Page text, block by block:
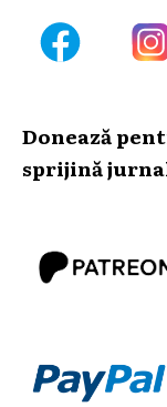
Donează
sprijină